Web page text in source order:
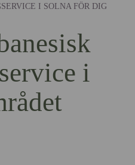
I SOLNA FÖR DIG
i